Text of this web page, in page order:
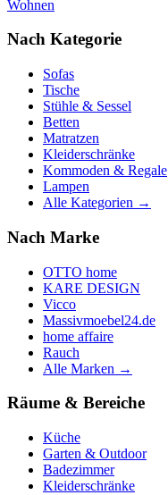
Wohnen
Nach Kategorie
Sofas
Tische
Stühle & Sessel
Betten
Matratzen
Kleiderschränke
Kommoden & Regale
Lampen
Alle Kategorien →
Nach Marke
OTTO home
KARE DESIGN
Vicco
Massivmoebel24.de
home affaire
Rauch
Alle Marken →
Räume & Bereiche
Küche
Garten & Outdoor
Badezimmer
Kleiderschränke